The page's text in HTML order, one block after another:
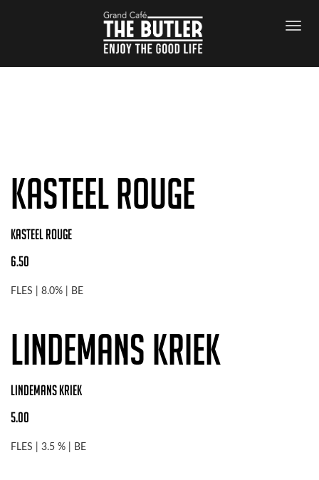
KASTEEL ROUGE
KASTEEL ROUGE
6.50
FLES | 8.0% | BE
Lindemans Kriek
Lindemans Kriek
5.00
FLES | 3.5 % | BE